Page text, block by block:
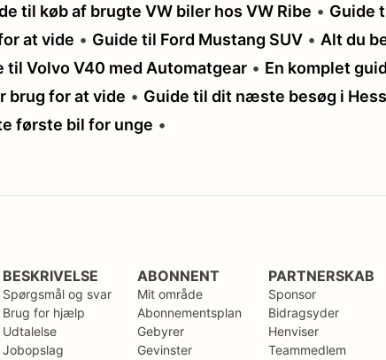
til køb af brugte VW biler hos VW Ribe • Guide
at vide • Guide til Ford Mustang SUV • Alt du
til Volvo V40 med Automatgear • En komplet
brug for at vide • Guide til dit næste besøg i
første bil for unge •
BESKRIVELSE
Spørgsmål og svar
Brug for hjælp
Udtalelse
Jobopslag
ABONNENT
Mit område
Abonnementsplan
Gebyrer
Gevinster
PARTNERSKAB
Sponsor
Bidragsyder
Henviser
Teammedlem